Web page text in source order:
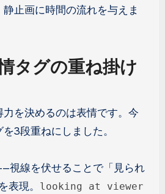
止画に時間の流れを与えま
タグの重ね掛け
を決めるのは表情です。今
3段重ねにしました。
視線を伏せることで「見られ
表現。 looking at viewer